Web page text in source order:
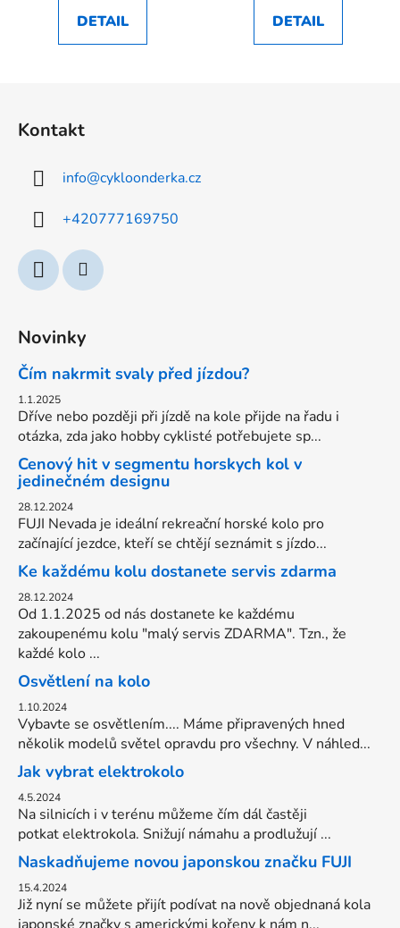
DETAIL DETAIL
Kontakt
info@cykloonderka.cz
+420777169750
Novinky
Čím nakrmit svaly před jízdou?
1.1.2025
Dříve nebo později při jízdě na kole přijde na řadu i
otázka, zda jako hobby cyklisté potřebujete sp...
Cenový hit v segmentu horskych kol v
jedinečném designu
28.12.2024
FUJI Nevada je ideální rekreační horské kolo pro
začínající jezdce, kteří se chtějí seznámit s jízdo...
Ke každému kolu dostanete servis zdarma
28.12.2024
Od 1.1.2025 od nás dostanete ke každému
zakoupenému kolu "malý servis ZDARMA". Tzn., že
každé kolo ...
Osvětlení na kolo
1.10.2024
Vybavte se osvětlením.... Máme připravených hned
několik modelů světel opravdu pro všechny. V náhled...
Jak vybrat elektrokolo
4.5.2024
Na silnicích i v terénu můžeme čím dál častěji
potkat elektrokola. Snižují námahu a prodlužují ...
Naskadňujeme novou japonskou značku FUJI
15.4.2024
Již nyní se můžete přijít podívat na nově objednaná kola